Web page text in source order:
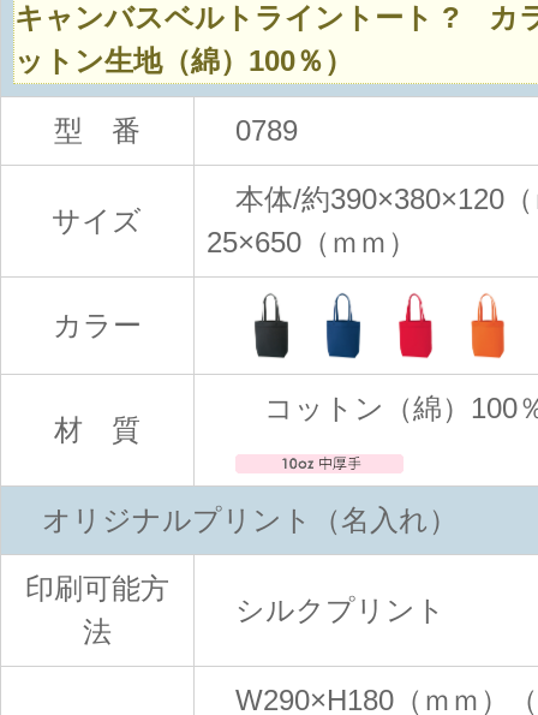
キャンバスベルトライントート ? カ
ットン生地（綿）100％）
型 番 0789
サイズ
本体/約390×380×120
25×650（ｍｍ）
カラー
材 質
コットン（綿）100
オリジナルプリント（名入れ）
印刷可能方
法
シルクプリント
W290×H180（ｍｍ）